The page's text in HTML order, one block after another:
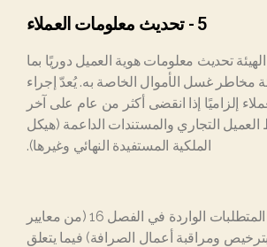
5 - تحديث معلومات العملاء
تحديث معلومات هوية العميل دوريًا بما
مخاطر غسل الأموال الخاصة به. يُعدّ إجراء
إلزاميًا إذا انقضى أكثر من عام على آخر
التجاري والمستندات الداعمة (هيكل
الملكية المستفيدة النهائي وغيرها).
يجب اتباع جميع المتطلبات الواردة في الفصل 16 (من معايير
بترخيص ومراقبة أعمال الصرافة) فيما يتعلق